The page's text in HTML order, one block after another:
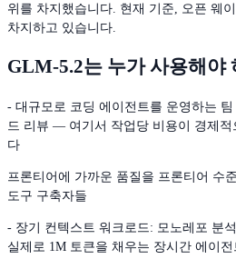
위를 차지했습니다. 현재 기준, 오픈 웨
차지하고 있습니다.
GLM-5.2는 누가 사용해야
- 대규모로 코딩 에이전트를 운영하는
드 리뷰 — 여기서 작업당 비용이 경제적
다
프론티어에 가까운 품질을 프론티어 수
도구 구축자들
- 장기 컨텍스트 워크로드: 모노레포 분
실제로 1M 토큰을 채우는 장시간 에이전